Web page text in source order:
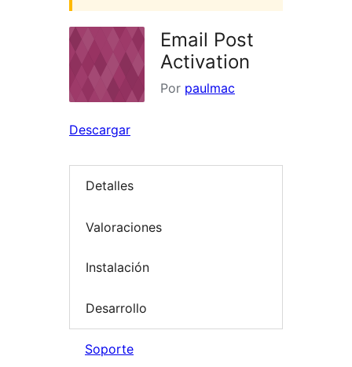
Email Post
Activation
Por paulmac
Descargar
Detalles
Valoraciones
Instalación
Desarrollo
Soporte